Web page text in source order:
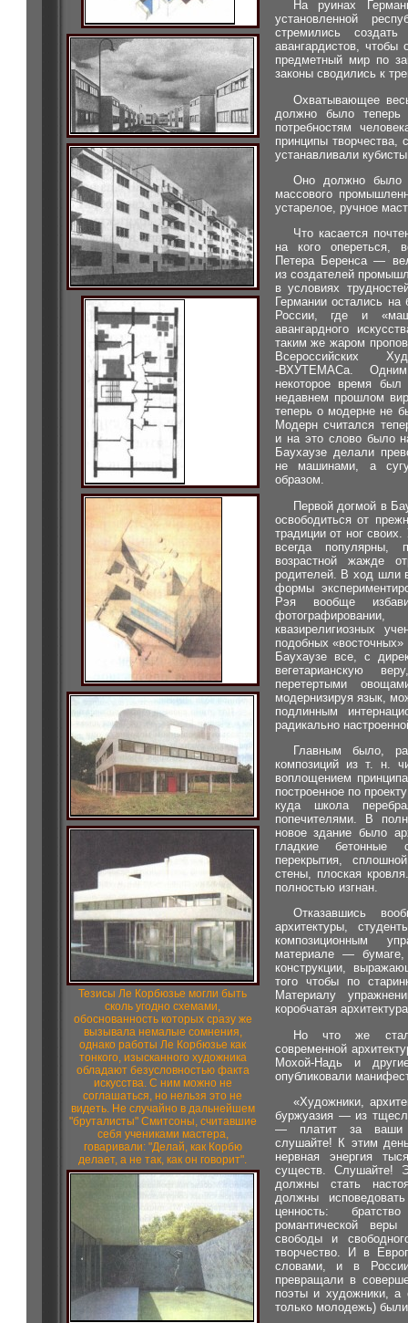
Тезисы Ле Корбюзье могли быть
сколь угодно схемами,
обоснованность которых сразу же
вызывала немалые сомнения,
однако работы Ле Корбюзье как
тонкого, изысканного художника
обладают безусловностью факта
искусства. С ним можно не
соглашаться, но нельзя это не
видеть. Не случайно в дальнейшем
"бруталисты" Смитсоны, считавшие
себя учениками мастера,
говаривали: "Делай, как Корбю
делает, а не так, как он говорит".
На руинах
установленной
стремились
авангардистов, чтобы
предметный мир по
законы сводились к
Охватывающее
должно было теперь
потребностям
принципы творчества,
устанавливали
Оно должно было
массового
устарелое, ручное
Что касается
на кого опереться,
Петера Беренса —
из создателей
в условиях
Германии остались
России, где и
авангардного
таким же жаром
Всероссийских
-ВХУТЕМАСа.
некоторое время
недавнем прошлом
теперь о модерне не
Модерн считался
и на это слово было
Баухаузе делали
не машинами, а
образом.
Первой догмой в
освободиться от
традиции от ног
всегда популярны,
возрастной жажде
родителей. В ход
формы
Рэя вообще
квазирелигиозных
подобных
Баухаузе все, с
вегетарианскую
перетертыми
модернизируя язык,
подлинным
радикально
Главным было,
композиций из т. н.
воплощением
построенное по
куда школа
попечителями. В
новое здание было
гладкие бетонные
перекрытия,
стены, плоская
полностью изгнан.
Отказавшись
архитектуры,
композиционным
материале — бумаге,
конструкции,
того чтобы по
Материалу
коробчатая
Но что же
современной
Мохой-Надь и
опубликовали
«Художники,
буржуазия — из
— платит за ваши
слушайте! К этим
нервная энергия
существ.
должны стать
должны
ценность:
романтической
свободы и
творчество. И в
словами, и в
превращали в
поэты и художники, а
только молодежь)